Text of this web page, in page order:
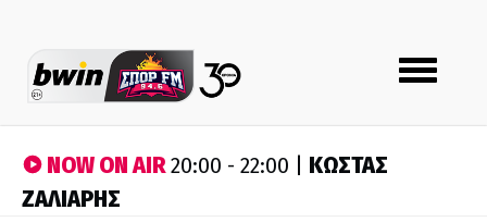
Toggle
navigation
NOW ON AIR20:00 - 22:00 | ΚΩΣΤΑΣ
ΖΑΛΙΑΡΗΣ